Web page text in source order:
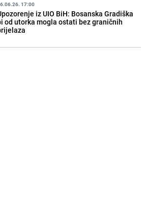
17:00
iz UIO BiH: Bosanska Gradiška
od utorka mogla ostati bez graničnih